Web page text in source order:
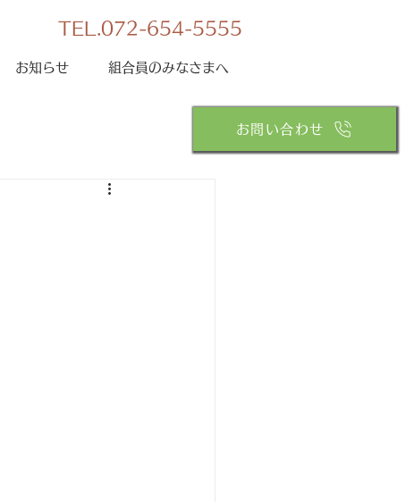
お問い合わせ
TEL.072-654-5555
お知らせ 組合員のみなさまへ